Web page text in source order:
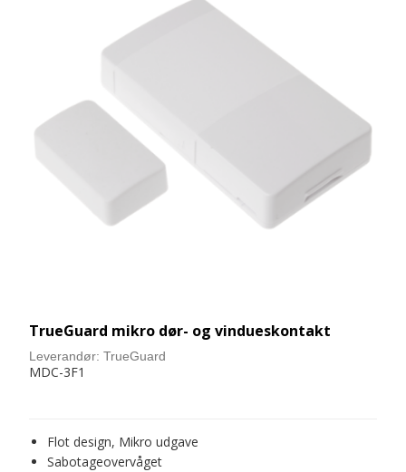
TrueGuard mikro dør- og vindueskontakt
Leverandør: TrueGuard
MDC-3F1
Flot design, Mikro udgave
Sabotageovervåget